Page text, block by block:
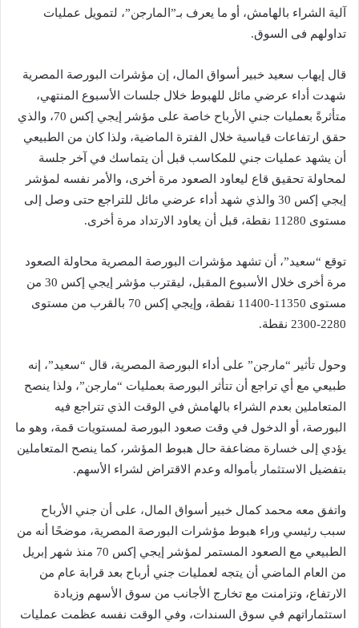
آلية الشراء بالهامش، أو ما يعرف بـ”المارجن”، لتمويل عمليات
تداولهم فى السوق.
قال إيهاب سعيد خبير أسواق المال، إن مؤشرات البورصة المصرية
شهدت أداء عرضي مائل للهبوط خلال جلسات الأسبوع المنتهي،
متأثرةً بعمليات جني الأرباح خاصة على مؤشر إيجي إكس 70، والذي
حقق ارتفاعات قياسية خلال الفترة الماضية، ولذا كان من الطبيعي
أن يشهد عمليات جني للمكاسب قبل أن يتماسك في آخر جلسة
لمحاولة تحقيق قاع ليعاود الصعود مرة أخرى، والأمر نفسه لمؤشر
إيجي إكس 30 والذي شهد أداء عرضي مائل للتراجع حتى وصل إلى
مستوى 11280 نقطة، قبل أن يعاود الارتداد مرة أخرى.
توقع “سعيد”، أن تشهد مؤشرات البورصة المصرية محاولة الصعود
مرة أخرى خلال الأسبوع المقبل، ليقترب مؤشر إيجي إكس 30 من
مستوى 11350-11400 نقطة، وإيجي إكس 70 بالقرب من مستوى
2280-2300 نقطة.
وحول تأثير “مارجن” على أداء البورصة المصرية، قال “سعيد”، إنه
طبيعي مع أي تراجع أن تتأثر البورصة بعمليات “مارجن”، ولذا ينصح
المتعاملين بعدم الشراء بالهامش في الوقت الذي تتراجع فيه
البورصة، أو الدخول في وقت صعود البورصة لمستويات قمة، وهو ما
يؤدي إلى خسارة مضاعفة حال هبوط المؤشر، كما ينصح المتعاملين
بتفضيل الاستثمار بأمواله وعدم الاقتراض لشراء الأسهم.
واتفق معه محمد كمال خبير أسواق المال، على أن جني الأرباح
سبب رئيسي وراء هبوط مؤشرات البورصة المصرية، موضحًا أنه من
الطبيعي مع الصعود المستمر لمؤشر إيجي إكس 70 منذ شهر إبريل
من العام الماضي أن يتجه لعمليات جني أرباح بعد قرابة عام من
الارتفاع، وتزامنت مع تخارج الأجانب من سوق الأسهم وزيادة
استثماراتهم في سوق السندات، وفي الوقت نفسه عظمت عمليات